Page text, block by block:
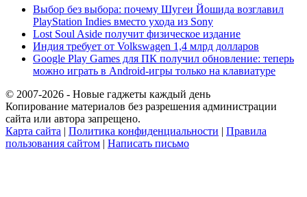
Выбор без выбора: почему Шугеи Йошида возглавил
PlayStation Indies вместо ухода из Sony
Lost Soul Aside получит физическое издание
Индия требует от Volkswagen 1,4 млрд долларов
Google Play Games для ПК получил обновление: теперь
можно играть в Android-игры только на клавиатуре
© 2007-2026 - Новые гаджеты каждый день
Копирование материалов без разрешения администрации
сайта или автора запрещено.
Карта сайта | Политика конфиденциальности | Правила
пользования сайтом | Написать письмо